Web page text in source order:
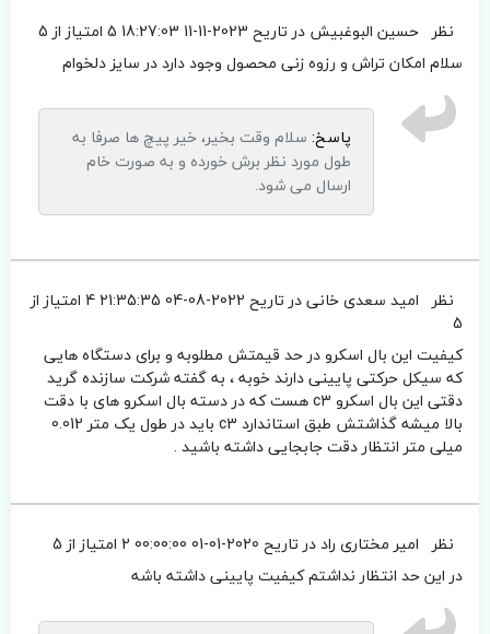
نظر حسین البوغبيش در تاریح 2023-11-11 18:27:03
5 امتیاز از 5
سلام امکان تراش و رزوه زنی محصول وجود دارد در سایز دلخوام
پاسخ: سلام وقت بخیر، خیر پیچ ها صرفا به
طول مورد نظر برش خورده و به صورت خام
ارسال می شود.
نظر امید سعدی خانیدر تاریح 2022-08-04 21:35:35
4 امتیاز از
5
کیفیت این بال اسکرو در حد قیمتش مطلوبه و برای دستگاه هایی
که سیکل حرکتی پایینی دارند خوبه ، به گفته شرکت سازنده گرید
دقتی این بال اسکرو c3 هست که در دسته بال اسکرو های با دقت
بالا میشه گذاشتش طبق استاندارد c3 باید در طول یک متر 0.012
میلی متر انتظار دقت جابجایی داشته باشید .
نظر امیر مختاری راد‍در تاریح 2020-01-01 00:00:00
2 امتیاز از 5
در این حد انتظار نداشتم کیفیت پایینی داشته باشه